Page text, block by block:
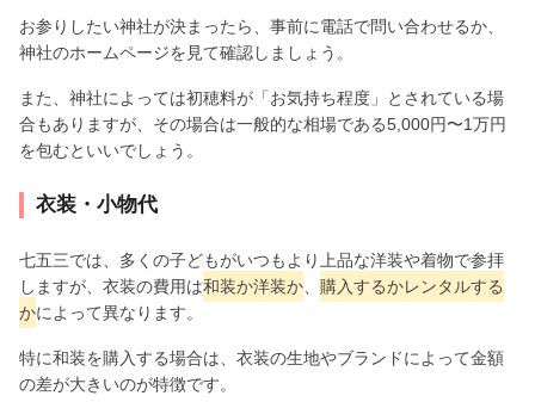
お参りしたい神社が決まったら、事前に電話で問い合わせるか、
神社のホームページを見て確認しましょう。
また、神社によっては初穂料が「お気持ち程度」とされている場
合もありますが、その場合は一般的な相場である5,000円〜1万円
を包むといいでしょう。
衣装・小物代
七五三では、多くの子どもがいつもより上品な洋装や着物で参拝
しますが、衣装の費用は和装か洋装か
購入するかレンタルする
かによって異なります。
特に和装を購入する場合は、衣装の生地やブランドによって金額
の差が大きいのが特徴です。